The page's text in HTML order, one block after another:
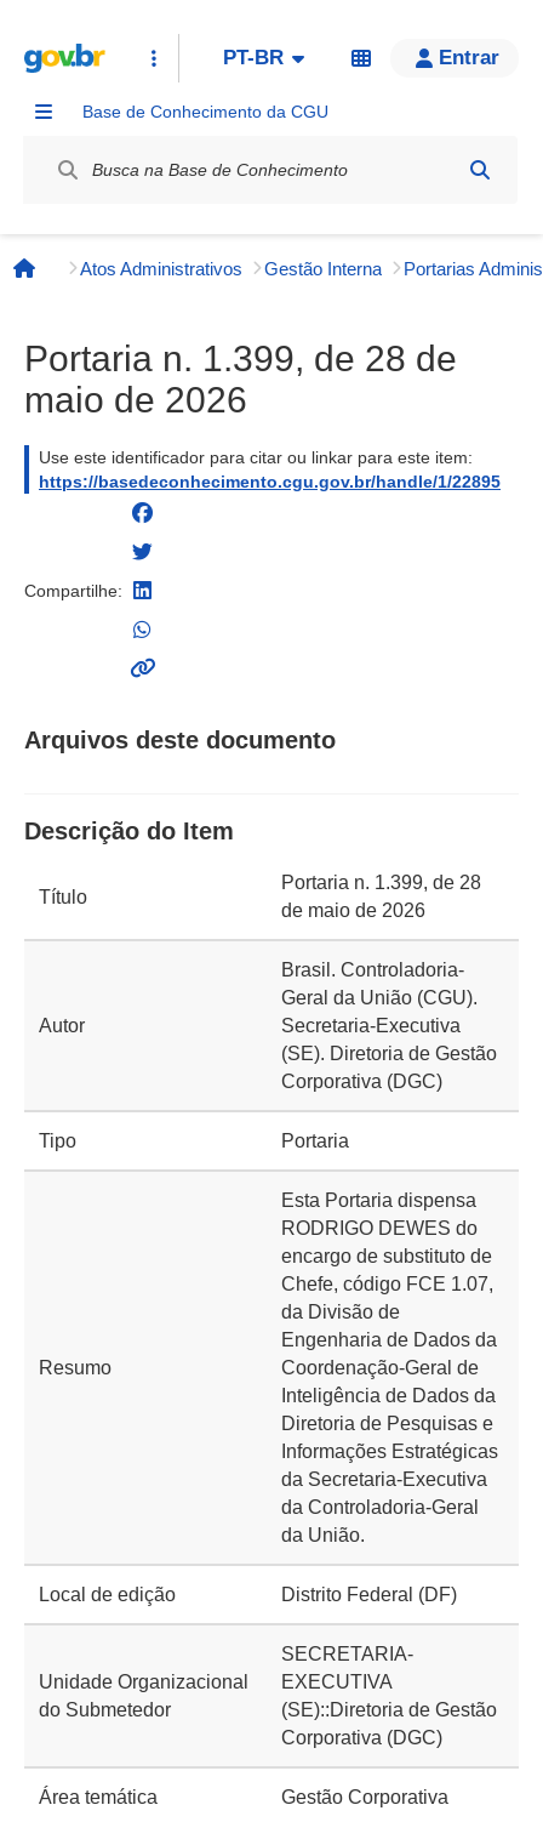
PT-BR Entrar
Base de Conhecimento da CGU
Página inicial
Atos Administrativos Gestão Interna
Portaria n. 1.399, de 28 de
maio de 2026
Use este identificador para citar ou linkar para este item:
https://basedeconhecimento.cgu.gov.br/handle/1/22895
Compartilhe:
Arquivos deste documento
Descrição do Item
Título
Portaria n. 1.399, de 28
de maio de 2026
Autor
Brasil. Controladoria-
Geral da União (CGU).
Secretaria-Executiva
(SE). Diretoria de Gestão
Corporativa (DGC)
Tipo Portaria
Resumo
Esta Portaria dispensa
RODRIGO DEWES do
encargo de substituto de
Chefe, código FCE 1.07,
da Divisão de
Engenharia de Dados da
Coordenação-Geral de
Inteligência de Dados da
Diretoria de Pesquisas e
Informações Estratégicas
da Secretaria-Executiva
da Controladoria-Geral
da União.
Local de edição Distrito Federal (DF)
Unidade Organizacional
do Submetedor
SECRETARIA-
EXECUTIVA
(SE)::Diretoria de Gestão
Corporativa (DGC)
Área temática Gestão Corporativa